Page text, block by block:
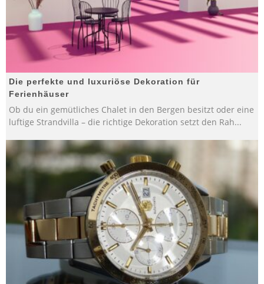
Die perfekte und luxuriöse Dekoration für
Ferienhäuser
Ob du ein gemütliches Chalet in den Bergen besitzt oder eine
luftige Strandvilla – die richtige Dekoration setzt den Rah...